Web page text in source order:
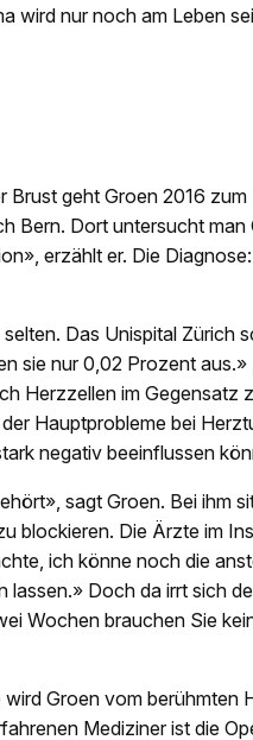
wird nur noch am Leben
Brust geht Groen 2016
Bern. Dort untersucht
erzählt er. Die
Das Unispital Zürich
sie nur 0,02 Prozent
Herzzellen im Gegensatz
Hauptprobleme bei
negativ beeinflussen
sagt Groen. Bei ihm
blockieren. Die Ärzte im
ich könne noch die
lassen.» Doch da irrt sich
Wochen brauchen Sie
Groen vom berühmten
Mediziner ist die